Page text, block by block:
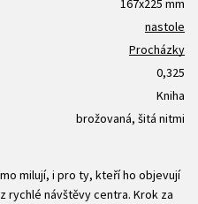
167x225 mm
nastole
Procházky
0,325
Kniha
brožovaná, šitá nitmi
milují, i pro ty, kteří ho objevují
rychlé návštěvy centra. Krok za